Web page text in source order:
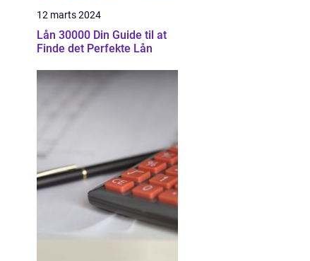
12 marts 2024
Lån 30000 Din Guide til at
Finde det Perfekte Lån